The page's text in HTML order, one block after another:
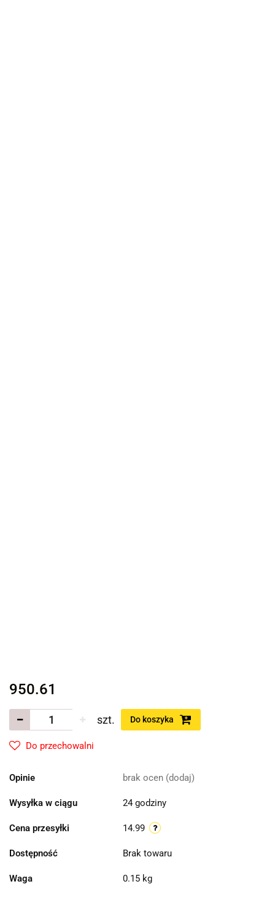
950.61
szt. Do koszyka
Do przechowalni
Opinie brak ocen (dodaj)
Wysyłka w ciągu 24 godziny
Cena przesyłki 14.99
Dostępność Brak towaru
Waga 0.15 kg